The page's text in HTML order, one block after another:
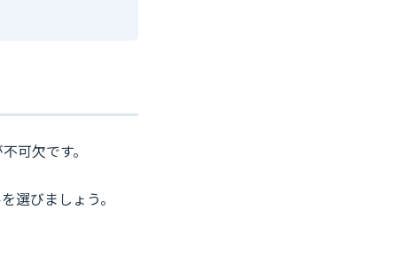
可欠です。
選びましょう。